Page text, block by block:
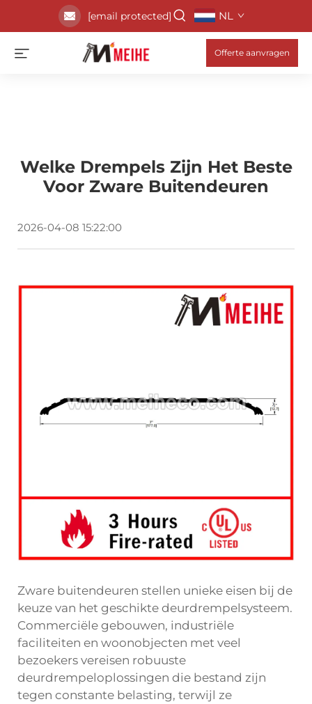
[email protected] NL
Offerte aanvragen
Welke Drempels Zijn Het Beste
Voor Zware Buitendeuren
2026-04-08 15:22:00
Zware buitendeuren stellen unieke eisen bij de
keuze van het geschikte deurdrempelsysteem.
Commerciële gebouwen, industriële
faciliteiten en woonobjecten met veel
bezoekers vereisen robuuste
deurdrempeloplossingen die bestand zijn
tegen constante belasting, terwijl ze